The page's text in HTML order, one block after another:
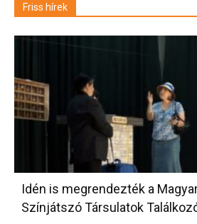
Friss hírek
Idén is megrendezték a
Színjátszó Társulatok